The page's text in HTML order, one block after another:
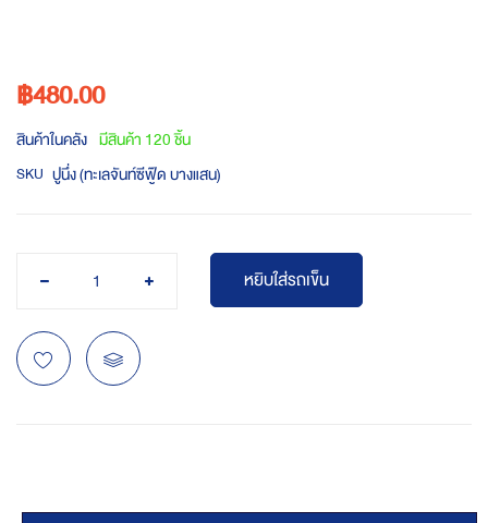
gallery
฿480.00
สินค้าในคลัง มีสินค้า 120 ชิ้น
SKU ปูนึ่ง (ทะเลจันท์ซีฟู๊ด บางแสน)
หยิบใส่รถเข็น